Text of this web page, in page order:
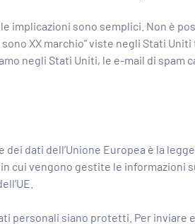
implicazioni sono semplici. Non è
XX marchio” viste negli Stati
negli Stati Uniti, le e-mail di spam
dati dell’Unione Europea è la
cui vengono gestite le informazioni
personali siano protetti. Per